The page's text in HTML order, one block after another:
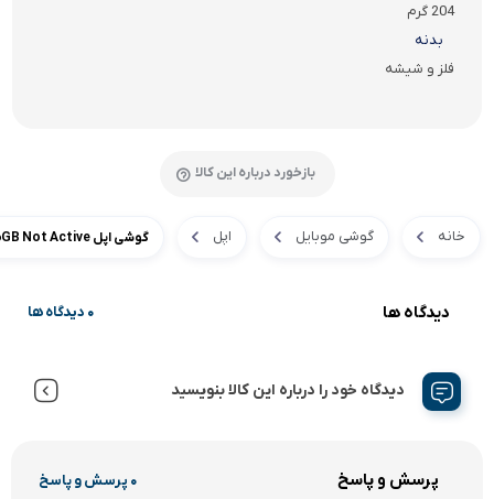
204 گرم
بدنه
فلز و شیشه
بازخورد درباره این کالا
خانه گوشی موبایل اپل گوشی اپل IPhone 13 Pro 256GB Not Active
دیدگاه ها 0 دیدگاه ها
دیدگاه خود را درباره این کالا بنویسید
پرسش و پاسخ 0 پرسش و پاسخ